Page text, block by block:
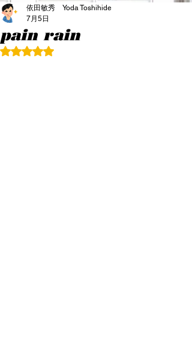
pain rain
依田敏秀 Yoda Toshihide
7月5日
5つ星のうちNaNと評価されています。